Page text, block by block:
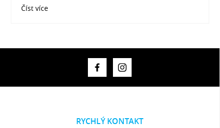
Číst více
RYCHLÝ KONTAKT